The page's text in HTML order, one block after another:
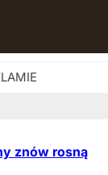
znów rosną